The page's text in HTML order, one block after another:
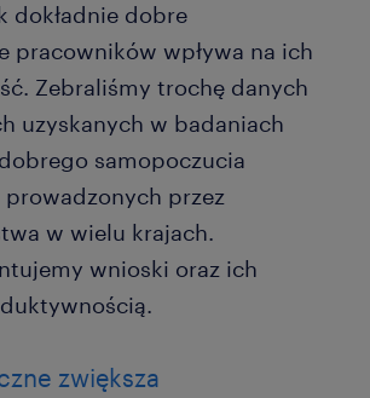
dokładnie dobre
pracowników wpływa na ich
Zebraliśmy trochę danych
uzyskanych w badaniach
samopoczucia
przez
w wielu krajach.
wnioski oraz ich
zwiększa